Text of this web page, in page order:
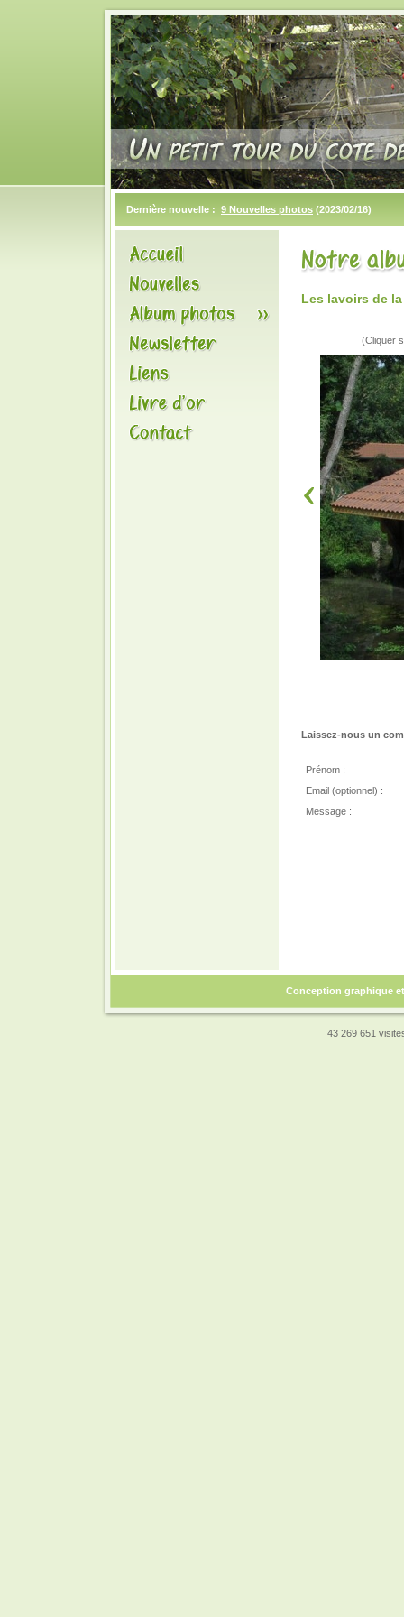
Dernière nouvelle : 9 Nouvelles photos (2023/02/16)
Les lavoirs de
(Cliquer
Laissez-nous un
Prénom :
Email (optionnel) :
Message :
Conception graphique
43 269 651